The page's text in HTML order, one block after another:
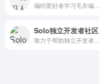
Solo独立开发者社区